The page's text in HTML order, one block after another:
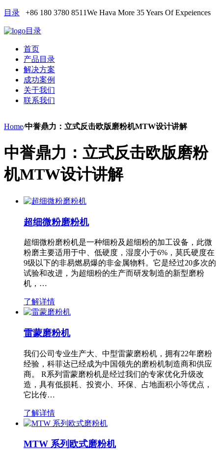
目录 +86 180 3780 8511We Hava More 35 Years Of Expeiences
目录
首页
产品目录
解决方案
成功案例
关于我们
联系我们
Home/中誉鼎力：立式反击欧版磨粉机MTW设计讲解
中誉鼎力：立式反击欧版磨粉
机MTW设计讲解
超细微粉磨粉机
超细微粉磨粉机是一种细粉及超细粉的加工设备，此微
粉磨主要适用于中、低硬度，湿度小于6%，莫氏硬度在
9级以下的非易燃易爆的非金属物料。它是经过20多次的
试验和改进，为超细粉的生产而研发制造的新型磨粉
机，…
了解详情
雷蒙磨粉机
我们公司专业生产大、中型雷蒙磨粉机，拥有22年磨粉
经验，科菲达已经成为中国领先的磨粉机制造商和供应
商。 R系列雷蒙磨粉机是经过我们的专家优化升级改
造，具有低损耗、投资小、环保、占地面积小等优点，
它比传…
了解详情
MTW 系列欧式磨粉机